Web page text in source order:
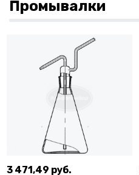
Промывалки
3 471,49 руб.